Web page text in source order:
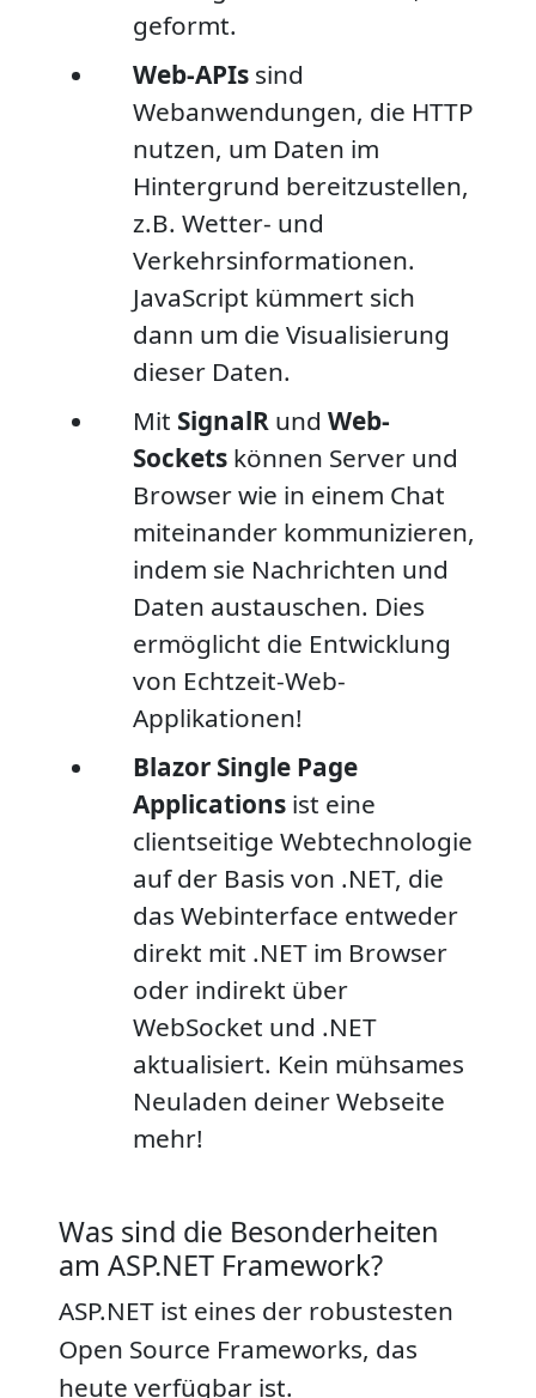
geformt.
Web-APIs sind
Webanwendungen, die HTTP
nutzen, um Daten im
Hintergrund bereitzustellen,
z.B. Wetter- und
Verkehrsinformationen.
JavaScript kümmert sich
dann um die Visualisierung
dieser Daten.
Mit SignalR undWeb-
Sockets können Server und
Browser wie in einem Chat
miteinander kommunizieren,
indem sie Nachrichten und
Daten austauschen. Dies
ermöglicht die Entwicklung
von Echtzeit-Web-
Applikationen!
Blazor Single Page
Applications ist eine
clientseitige Webtechnologie
auf der Basis von .NET, die
das Webinterface entweder
direkt mit .NET im Browser
oder indirekt über
WebSocket und .NET
aktualisiert. Kein mühsames
Neuladen deiner Webseite
mehr!
Was sind die Besonderheiten
am ASP.NET Framework?
ASP.NET ist eines der robustesten
Open Source Frameworks, das
heute verfügbar ist.